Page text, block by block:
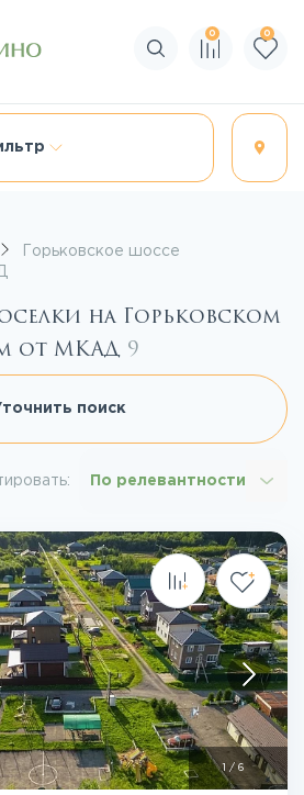
Поиск по сайту
0 0
Горьковское шоссе
на Горьковском
от МКАД 9
поиск
По релевантности
1 / 6